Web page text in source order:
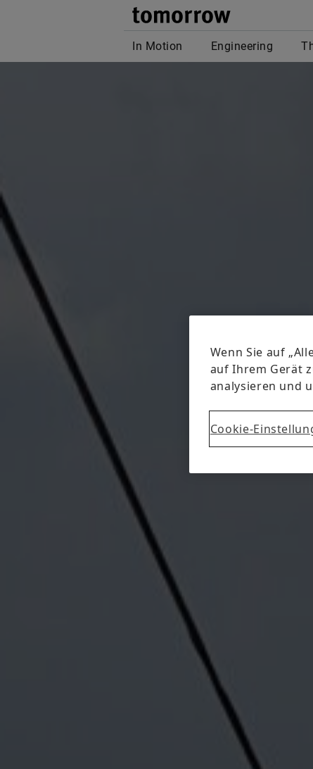
In Motion Engineering
Wenn Sie auf
auf Ihrem Gerät
analysieren und
Cookie-